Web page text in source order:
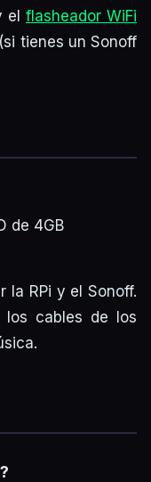
el flasheador WiFi
tienes un Sonoff
de 4GB
la RPi y el Sonoff.
los cables de los